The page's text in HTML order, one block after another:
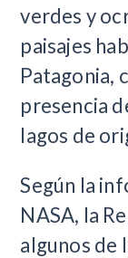
verdes y
paisajes
Patagonia,
presencia
lagos de
Según la
NASA, la
algunos de